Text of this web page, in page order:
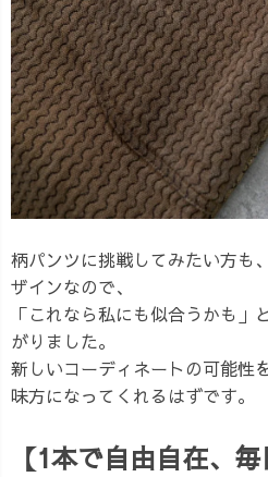
柄パンツに挑戦してみたい方も
ザインなので、
「これなら私にも似合うかも」
がりました。
新しいコーディネートの可能性
味方になってくれるはずです。
【1本で自由自在、